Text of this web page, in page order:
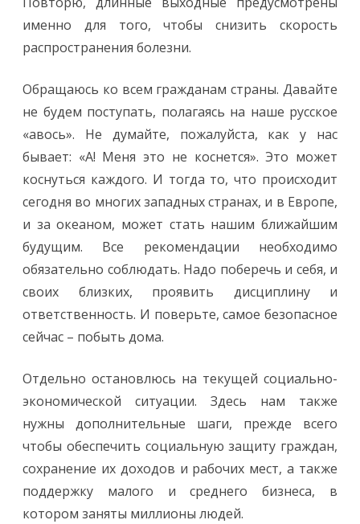
именно для того, чтобы снизить скорость
распространения болезни.
Обращаюсь ко всем гражданам страны. Давайте
не будем поступать, полагаясь на наше русское
«авось». Не думайте, пожалуйста, как у нас
бывает: «А! Меня это не коснется». Это может
коснуться каждого. И тогда то, что происходит
сегодня во многих западных странах, и в Европе,
и за океаном, может стать нашим ближайшим
будущим. Все рекомендации необходимо
обязательно соблюдать. Надо поберечь и себя, и
своих близких, проявить дисциплину и
ответственность. И поверьте, самое безопасное
сейчас – побыть дома.
Отдельно остановлюсь на текущей социально-
экономической ситуации. Здесь нам также
нужны дополнительные шаги, прежде всего
чтобы обеспечить социальную защиту граждан,
сохранение их доходов и рабочих мест, а также
поддержку малого и среднего бизнеса, в
котором заняты миллионы людей.